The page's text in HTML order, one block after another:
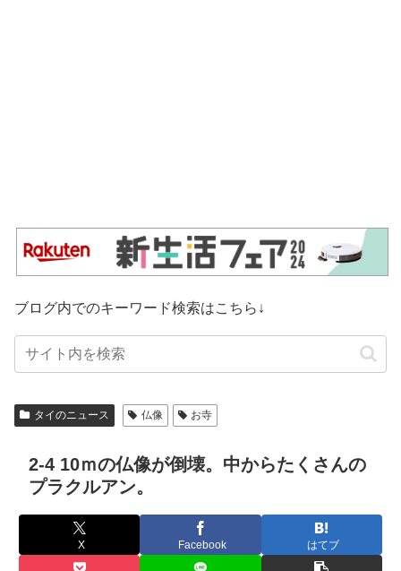
ブログ内でのキーワード検索はこちら↓
タイのニュース 仏像 お寺
2-4 10ｍの仏像が倒壊。中からたくさんの
プラクルアン。
X Facebook はてブ